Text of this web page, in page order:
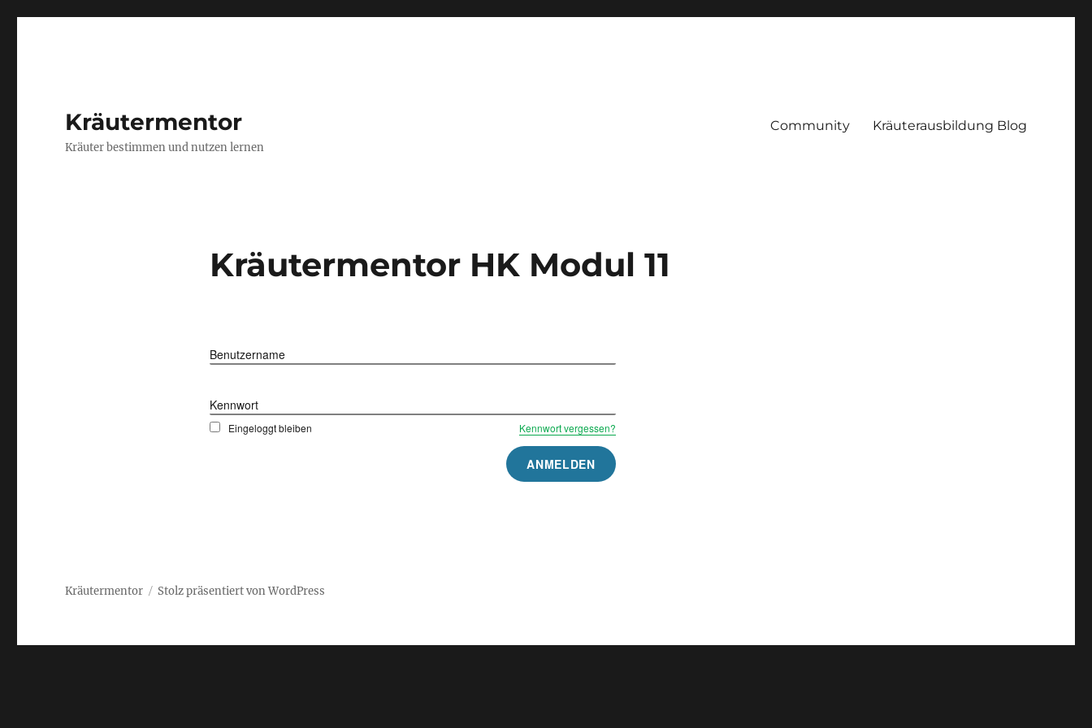
Kräutermentor
Kräuter bestimmen und nutzen lernen
Community Kräuterausbildung Blog
Kräutermentor HK Modul 11
Benutzername
Kennwort
Eingeloggt bleiben Kennwort vergessen?
Kräutermentor Stolz präsentiert von WordPress